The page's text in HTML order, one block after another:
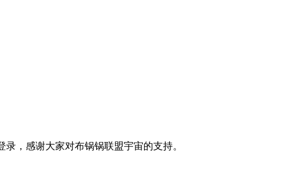
，感谢大家对布锅锅联盟宇宙的支持。